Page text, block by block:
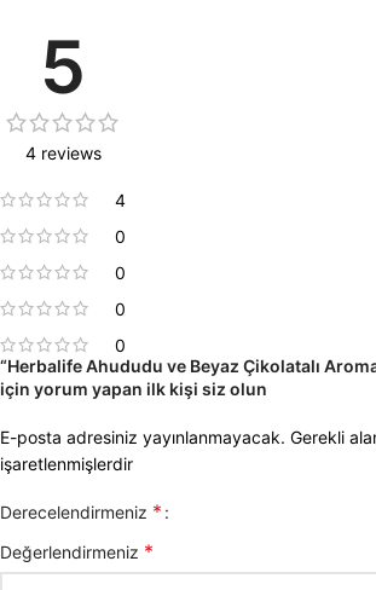
5
4 reviews
4
0
0
0
0
“Herbalife Ahududu ve Beyaz Çikolatalı
için yorum yapan ilk kişi siz olun
E-posta adresiniz yayınlanmayacak. Gerekli
işaretlenmişlerdir
Derecelendirmeniz *
Değerlendirmeniz *